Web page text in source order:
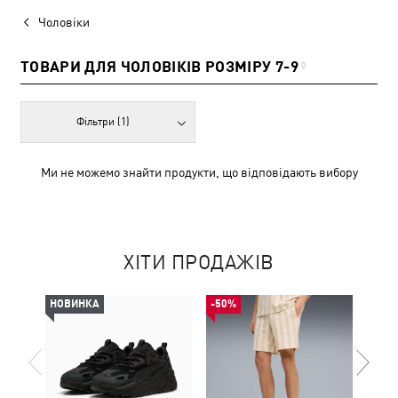
Чоловіки
ТОВАРИ ДЛЯ ЧОЛОВІКІВ РОЗМІРУ 7-9 0
Фільтри (1)
Ми не можемо знайти продукти, що відповідають вибору
ХІТИ ПРОДАЖІВ
НОВИНКА -50%